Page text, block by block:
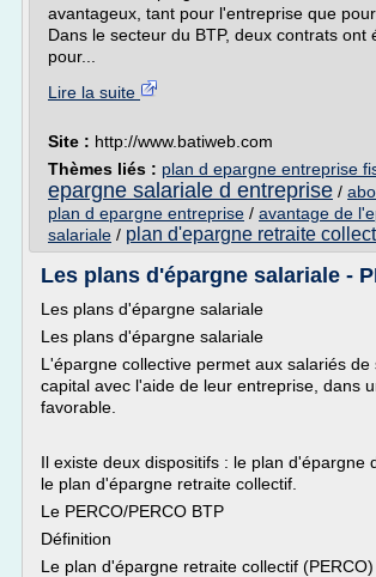
avantageux, tant pour l'entreprise que
Dans le secteur du BTP, deux contrats ont
pour...
Lire la suite
Site : http://www.batiweb.com
Thèmes liés : plan d epargne entreprise
epargne salariale d entreprise /
plan d epargne entreprise / avantage de
salariale / plan d'epargne retraite
Les plans d'épargne salariale -
Les plans d'épargne salariale
Les plans d'épargne salariale
L'épargne collective permet aux salariés de
capital avec l'aide de leur entreprise, dans
favorable.
Il existe deux dispositifs : le plan d'épargne
le plan d'épargne retraite collectif.
Le PERCO/PERCO BTP
Définition
Le plan d'épargne retraite collectif (PERCO)